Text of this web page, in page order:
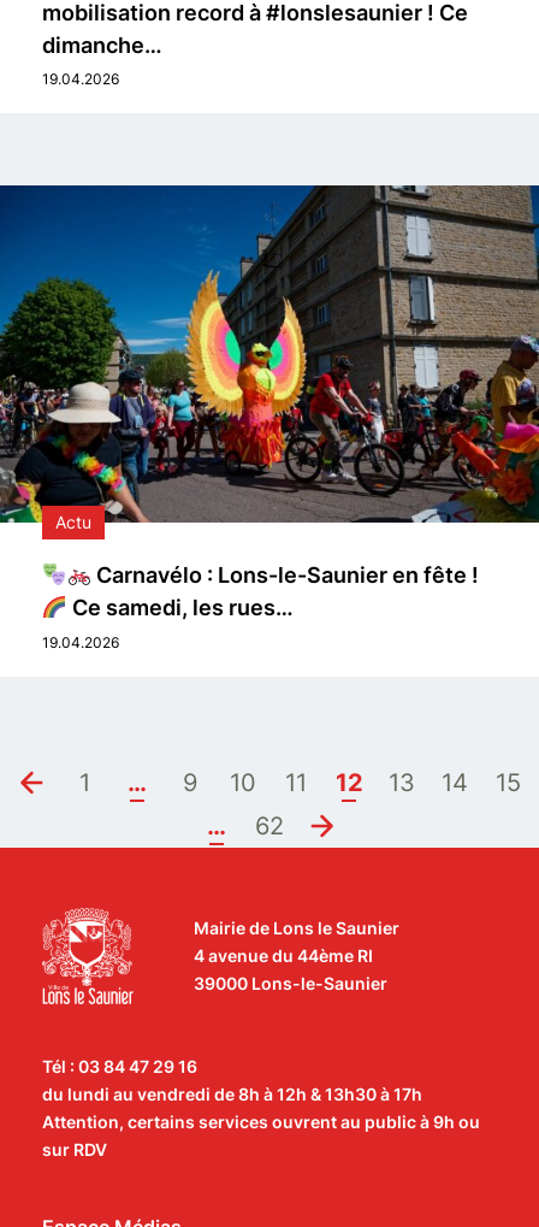
mobilisation record à #lonslesaunier ! Ce
dimanche…
19.04.2026
Actu
Carnavélo : Lons-le-Saunier en fête !
Ce samedi, les rues…
19.04.2026
1 … 9 10 11 12 13 14
15
…
62
Mairie de Lons le Saunier
4 avenue du 44ème RI
39000 Lons-le-Saunier
Tél : 03 84 47 29 16
du lundi au vendredi de 8h à 12h & 13h30 à 17h
Attention, certains services ouvrent au public à 9h ou
sur RDV